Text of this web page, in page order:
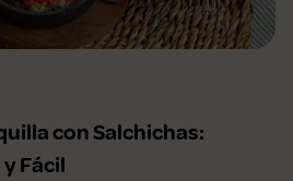
con Salchichas:
Fácil